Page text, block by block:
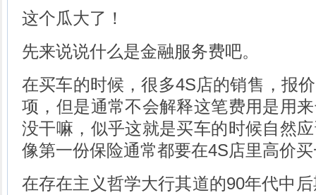
这个瓜大了！
先来说说什么是金融服务费吧。
在买车的时候，很多4S店的销售，报
项，但是通常不会解释这笔费用是用
没干嘛，似乎这就是买车的时候自然
像第一份保险通常都要在4S店里高价
在存在主义哲学大行其道的90年代中